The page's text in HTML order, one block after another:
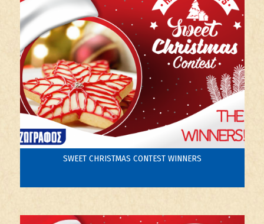
SWEET CHRISTMAS CONTEST WINNERS